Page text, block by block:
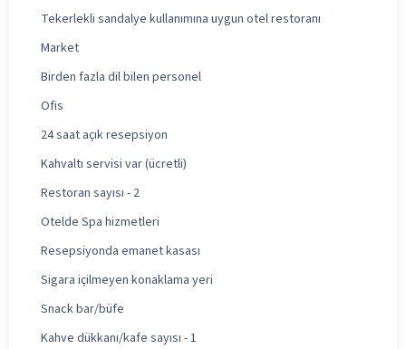
Tekerlekli sandalye kullanımına uygun otel restoranı
Market
Birden fazla dil bilen personel
Ofis
24 saat açık resepsiyon
Kahvaltı servisi var (ücretli)
Restoran sayısı - 2
Otelde Spa hizmetleri
Resepsiyonda emanet kasası
Sigara içilmeyen konaklama yeri
Snack bar/büfe
Kahve dükkanı/kafe sayısı - 1